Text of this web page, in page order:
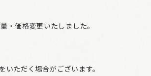
価格変更いたしました。
ただく場合がございます。